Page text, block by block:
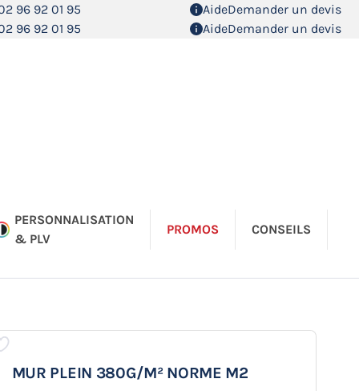
96 92 01 95 AideDemander un devis
96 92 01 95
AideDemander un devis
PERSONNALISATION
& PLV
PROMOS CONSEILS
MUR PLEIN 380G/M² NORME M2